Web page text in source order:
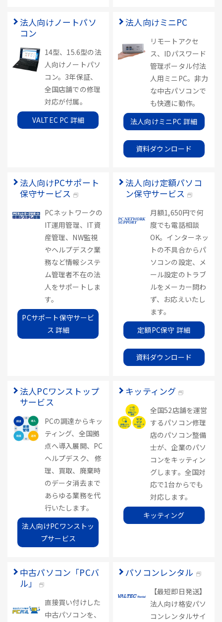
法人向けノートパソ
コン
14型、15.6型の法
人向けノートパソ
コン。3年保証、
全国店舗での修理
対応が付属。
VALTEC PC 詳細
法人向けミニPC
リモートアクセ
ス、IDパスワード
管理ポータル付法
人用ミニPC。非力
な中古パソコンで
も快適に動作。
法人向けミニPC 詳細
資料ダウンロード
法人向けPCサポート
保守サービス
PCネットワークの
IT運用管理、IT資
産管理、NW監視
やヘルプデスク業
務など情報システ
ム管理者不在の法
人をサポートしま
す。
PCサポート保守サービ
ス 詳細
法人向け定額パソコ
ン保守サービス
月額1,650円で何
度でも電話相談
OK。インターネッ
トの不具合からパ
ソコンの設定、メ
ール設定のトラブ
ルをメーカー問わ
ず、お応えいたし
ます。
定額PC保守 詳細
資料ダウンロード
法人PCワンストップ
サービス
PCの調達からキッ
ティング、全国拠
点へ導入展開、PC
ヘルプデスク、 修
理、買取、廃棄時
のデータ消去まで
あらゆる業務を代
行いたします。
法人向けPCワンストッ
プサービス
キッティング
全国52店舗を運営
するパソコン修理
店のパソコン整備
士が、企業のパソ
コンをキッティン
グします。全国対
応で1台からでも
対応します。
キッティング
中古パソコン「PCバ
ル」
直接買い付けした
中古パソコンを、
パソコンレンタル
【最短即日発送】
法人向け格安パソ
コンレンタルサイ